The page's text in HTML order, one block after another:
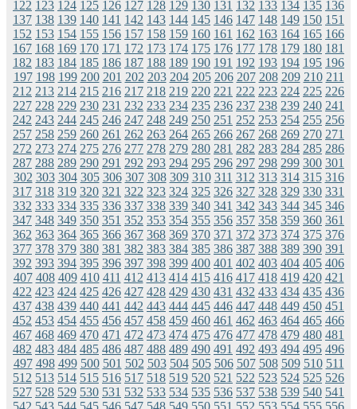
122 123 124 125 126 127 128 129 130 131 132 133 134 135 136
137 138 139 140 141 142 143 144 145 146 147 148 149 150 151
152 153 154 155 156 157 158 159 160 161 162 163 164 165 166
167 168 169 170 171 172 173 174 175 176 177 178 179 180 181
182 183 184 185 186 187 188 189 190 191 192 193 194 195 196
197 198 199 200 201 202 203 204 205 206 207 208 209 210 211
212 213 214 215 216 217 218 219 220 221 222 223 224 225 226
227 228 229 230 231 232 233 234 235 236 237 238 239 240 241
242 243 244 245 246 247 248 249 250 251 252 253 254 255 256
257 258 259 260 261 262 263 264 265 266 267 268 269 270 271
272 273 274 275 276 277 278 279 280 281 282 283 284 285 286
287 288 289 290 291 292 293 294 295 296 297 298 299 300 301
302 303 304 305 306 307 308 309 310 311 312 313 314 315 316
317 318 319 320 321 322 323 324 325 326 327 328 329 330 331
332 333 334 335 336 337 338 339 340 341 342 343 344 345 346
347 348 349 350 351 352 353 354 355 356 357 358 359 360 361
362 363 364 365 366 367 368 369 370 371 372 373 374 375 376
377 378 379 380 381 382 383 384 385 386 387 388 389 390 391
392 393 394 395 396 397 398 399 400 401 402 403 404 405 406
407 408 409 410 411 412 413 414 415 416 417 418 419 420 421
422 423 424 425 426 427 428 429 430 431 432 433 434 435 436
437 438 439 440 441 442 443 444 445 446 447 448 449 450 451
452 453 454 455 456 457 458 459 460 461 462 463 464 465 466
467 468 469 470 471 472 473 474 475 476 477 478 479 480 481
482 483 484 485 486 487 488 489 490 491 492 493 494 495 496
497 498 499 500 501 502 503 504 505 506 507 508 509 510 511
512 513 514 515 516 517 518 519 520 521 522 523 524 525 526
527 528 529 530 531 532 533 534 535 536 537 538 539 540 541
542 543 544 545 546 547 548 549 550 551 552 553 554 555 556